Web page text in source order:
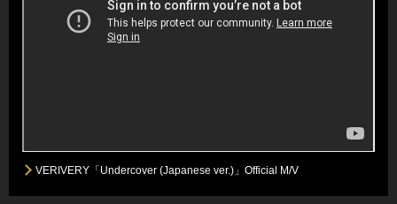
VERIVERY「Undercover (Japanese ver.)」Official M/V